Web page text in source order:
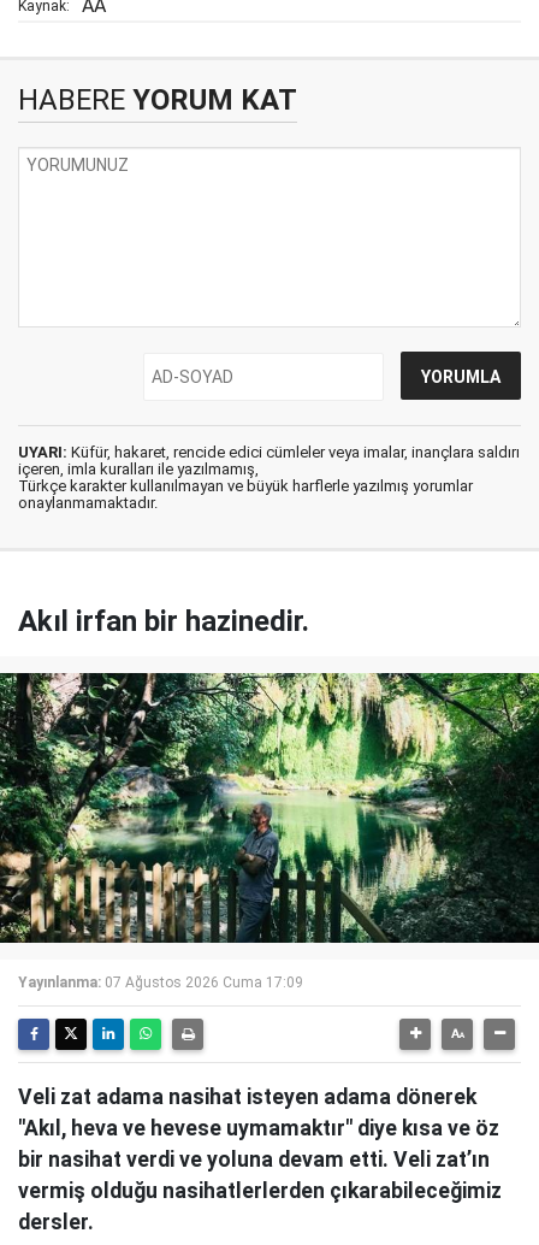
Kaynak: AA
HABERE YORUM KAT
UYARI: Küfür, hakaret, rencide edici cümleler veya imalar, inançlara saldırı
içeren, imla kuralları ile yazılmamış,
Türkçe karakter kullanılmayan ve büyük harflerle yazılmış yorumlar
onaylanmamaktadır.
Akıl irfan bir hazinedir.
Yayınlanma: 07 Ağustos 2026 Cuma 17:09
Veli zat adama nasihat isteyen adama dönerek
"Akıl, heva ve hevese uymamaktır" diye kısa ve öz
bir nasihat verdi ve yoluna devam etti. Veli zat’ın
vermiş olduğu nasihatlerlerden çıkarabileceğimiz
dersler.